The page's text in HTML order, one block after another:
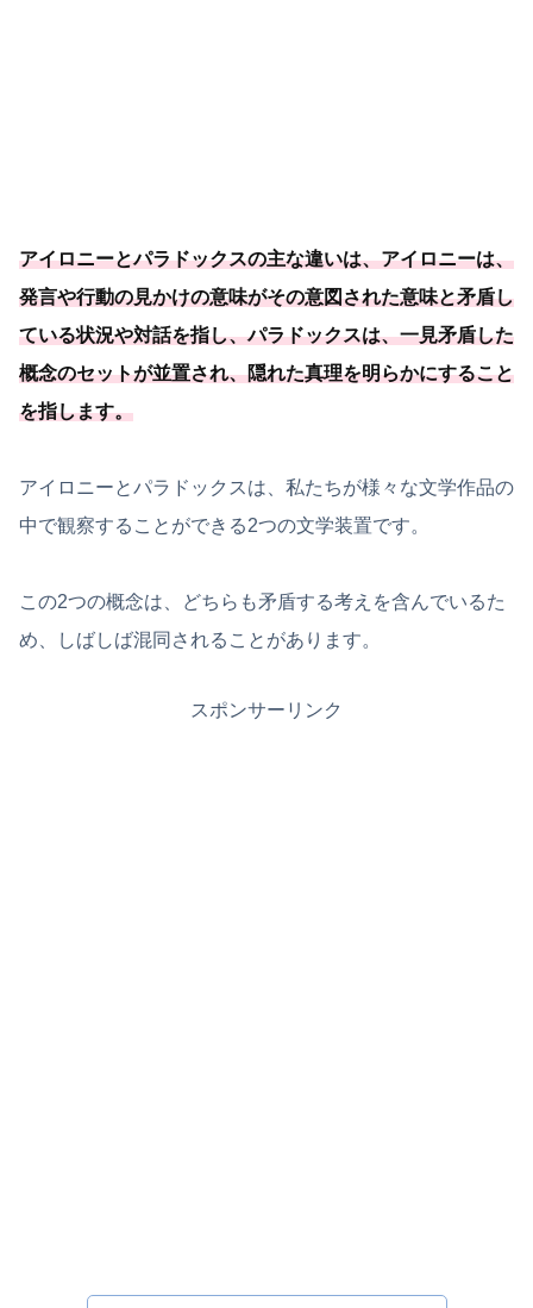
アイロニーとパラドックスの主な違いは、アイロニーは、
発言や行動の見かけの意味がその意図された意味と矛盾し
ている状況や対話を指し、パラドックスは、一見矛盾した
概念のセットが並置され、隠れた真理を明らかにすること
を指します。
アイロニーとパラドックスは、私たちが様々な文学作品の
中で観察することができる2つの文学装置です。
この2つの概念は、どちらも矛盾する考えを含んでいるた
め、しばしば混同されることがあります。
スポンサーリンク